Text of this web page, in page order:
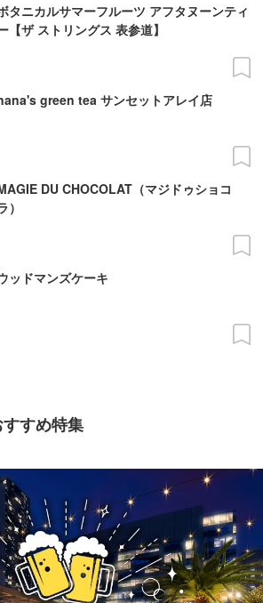
タニカルサマーフルーツ アフタヌーンティ
【ザ ストリングス 表参道】
green tea サンセットアレイ店
DU CHOCOLAT（マジドゥショコ
）
ッドマンズケーキ
すめ特集